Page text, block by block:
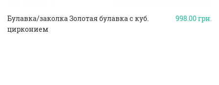
998.00грн.
Булавка/заколка Золотая булавка с куб.
цирконием